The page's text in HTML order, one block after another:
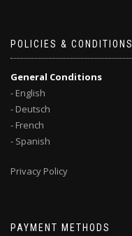
POLICIES & CONDITIONS
General Conditions
- English
- Deutsch
- French
- Spanish
Privacy Policy
PAYMENT METHODS